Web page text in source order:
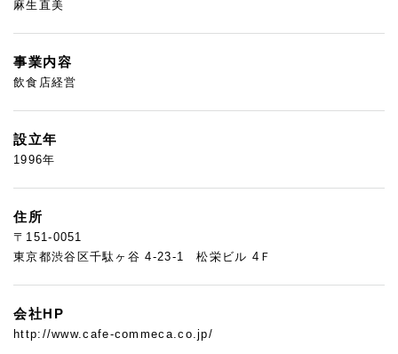
麻生直美
事業内容
飲食店経営
設立年
1996年
住所
〒151-0051
東京都渋谷区千駄ヶ谷 4-23-1 松栄ビル 4Ｆ
会社HP
http://www.cafe-commeca.co.jp/